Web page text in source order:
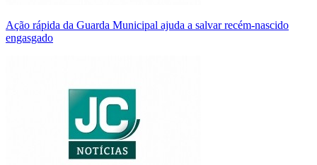
Ação rápida da Guarda Municipal ajuda a salvar recém-nascido
engasgado